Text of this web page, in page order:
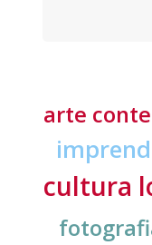
arte
cultura